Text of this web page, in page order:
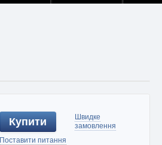
Купити
Поставити питання
Швидке
замовлення